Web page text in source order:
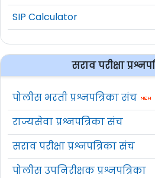
SIP Calculator
सराव परीक्षा
पोलीस भरती प्रश्नपत्रिका संच
राज्यसेवा प्रश्नपत्रिका संच
सराव परीक्षा प्रश्नपत्रिका संच
पोलीस उपनिरीक्षक प्रश्नपत्रिका